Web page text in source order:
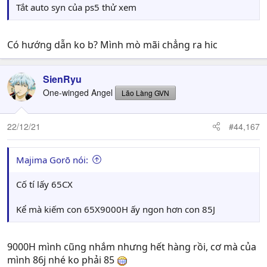
Tắt auto syn của ps5 thử xem
Có hướng dẫn ko b? Mình mò mãi chẳng ra hic
SienRyu
One-winged Angel Lão Làng GVN
22/12/21 #44,167
Majima Gorō nói:
Cố tí lấy 65CX
Kể mà kiếm con 65X9000H ấy ngon hơn con 85J
9000H mình cũng nhắm nhưng hết hàng rồi, cơ mà của
mình 86j nhé ko phải 85